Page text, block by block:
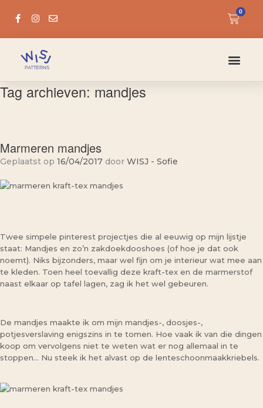
0
Tag archieven: mandjes
Marmeren mandjes
Geplaatst op 16/04/2017 door WISJ - Sofie
Twee simpele pinterest projectjes die al eeuwig op mijn lijstje
staat: Mandjes en zo’n zakdoekdooshoes (of hoe je dat ook
noemt). Niks bijzonders, maar wel fijn om je interieur wat mee aan
te kleden. Toen heel toevallig deze kraft-tex en de marmerstof
naast elkaar op tafel lagen, zag ik het wel gebeuren.
De mandjes maakte ik om mijn mandjes-, doosjes-,
potjesverslaving enigszins in te tomen. Hoe vaak ik van die dingen
koop om vervolgens niet te weten wat er nog allemaal in te
stoppen… Nu steek ik het alvast op de lenteschoonmaakkriebels.